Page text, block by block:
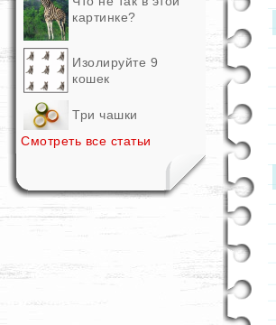
картинке?
Изолируйте 9
кошек
Три чашки
Смотреть все статьи